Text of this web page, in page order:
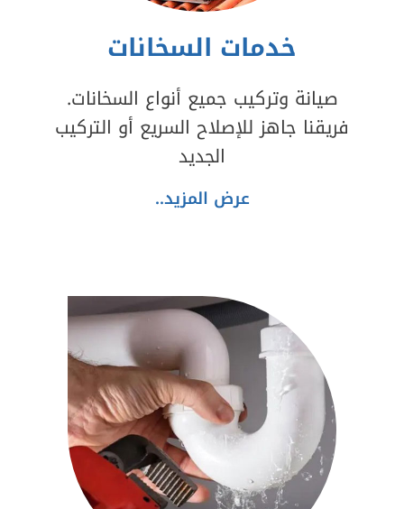
خدمات السخانات
صيانة وتركيب جميع أنواع السخانات.
فريقنا جاهز للإصلاح السريع أو التركيب
الجديد
عرض المزيد..